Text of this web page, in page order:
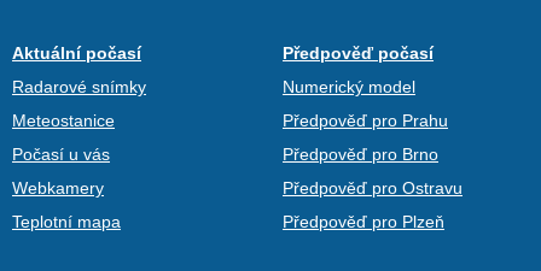
Aktuální počasí
Radarové snímky
Meteostanice
Počasí u vás
Webkamery
Teplotní mapa
Předpověď počasí
Numerický model
Předpověď pro Prahu
Předpověď pro Brno
Předpověď pro Ostravu
Předpověď pro Plzeň